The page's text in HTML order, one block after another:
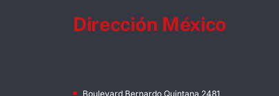
Dirección México
Boulevard Bernardo Quintana 2481,